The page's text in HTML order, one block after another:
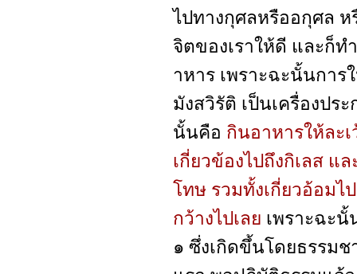
ไปทางกุศลหรืออกุศล ห
จิตของเราให้ดี และก็
าหาร เพราะฉะนั้นกา
มังสวิรัติ เป็นเครื่องปร
นั้นคือ กินอาหารให้ละ
เกี่ยวข้องไปถึงกิเลส แ
โทษ รวมทั้งเกี่ยวอ้อม
กว้างไปเลย เพราะฉะ
๑ ซึ่งเกิดขึ้นโดยธรรม